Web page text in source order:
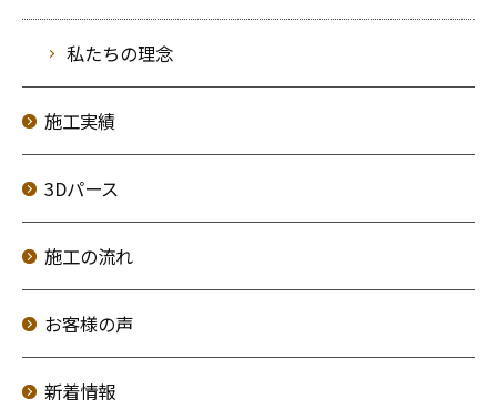
私たちの理念
施工実績
3Dパース
施工の流れ
お客様の声
新着情報